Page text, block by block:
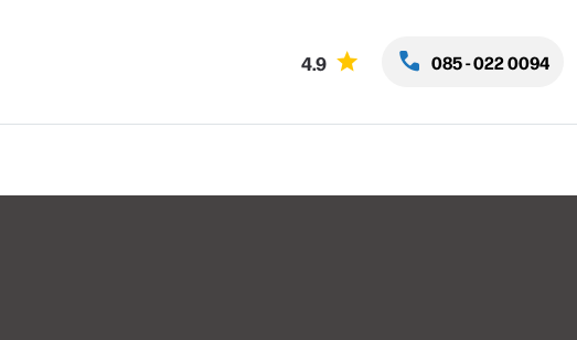
4.9 star call 085 - 022 0094